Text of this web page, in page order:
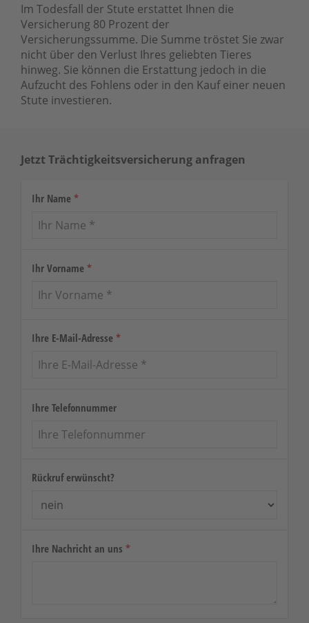
Im Todesfall der Stute erstattet Ihnen die
Versicherung 80 Prozent der
Versicherungssumme. Die Summe tröstet Sie zwar
nicht über den Verlust Ihres geliebten Tieres
hinweg. Sie können die Erstattung jedoch in die
Aufzucht des Fohlens oder in den Kauf einer neuen
Stute investieren.
Jetzt Trächtigkeitsversicherung anfragen
Ihr Name *
Ihr Vorname *
Ihre E-Mail-Adresse *
Ihre Telefonnummer
Rückruf erwünscht?
Ihre Nachricht an uns *